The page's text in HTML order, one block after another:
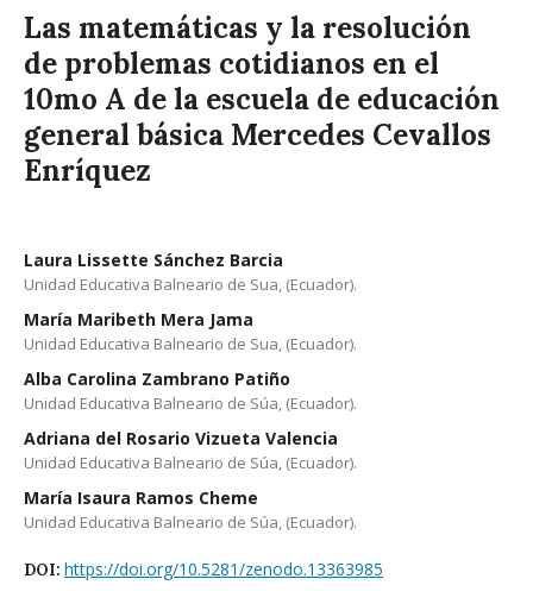
Las matemáticas y la resolución
de problemas cotidianos en el
10mo A de la escuela de educación
general básica Mercedes Cevallos
Enríquez
Laura Lissette Sánchez Barcia
Unidad Educativa Balneario de Sua, (Ecuador).
María Maribeth Mera Jama
Unidad Educativa Balneario de Sua, (Ecuador).
Alba Carolina Zambrano Patiño
Unidad Educativa Balneario de Súa, (Ecuador).
Adriana del Rosario Vizueta Valencia
Unidad Educativa Balneario de Súa, (Ecuador).
María Isaura Ramos Cheme
Unidad Educativa Balneario de Súa, (Ecuador).
DOI: https://doi.org/10.5281/zenodo.13363985